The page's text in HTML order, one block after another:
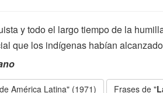
y todo el largo tiempo de la
que los indígenas habían
América Latina" (1971) Frases de "